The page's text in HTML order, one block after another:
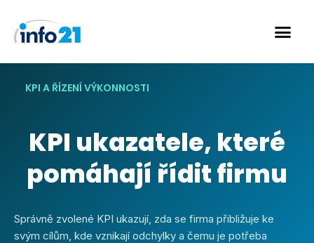
Skip
KPI A ŘÍZENÍ VÝKONNOSTI
KPI ukazatele, které
pomáhají řídit firmu
Správně zvolené KPI ukazují, zda se firma přibližuje ke
svým cílům, kde vznikají odchylky a čemu je potřeba